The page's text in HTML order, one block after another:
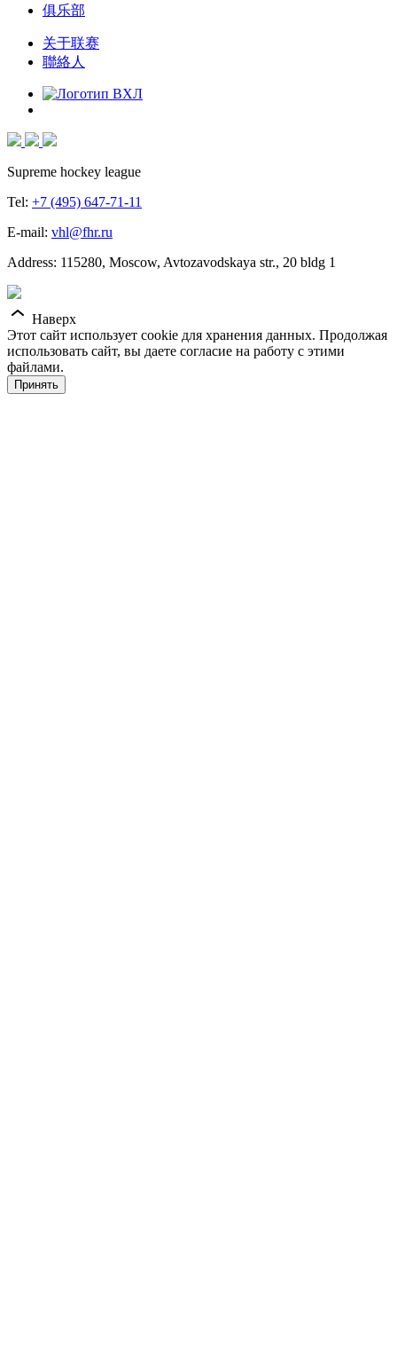
俱乐部
关于联赛
聯絡人
Supreme hockey league
Tel: +7 (495) 647-71-11
E-mail: vhl@fhr.ru
Address: 115280, Moscow, Avtozavodskaya str., 20 bldg 1
Наверх
Этот сайт использует cookie для хранения данных. Продолжая
использовать сайт, вы даете согласие на работу с этими
файлами.
Принять